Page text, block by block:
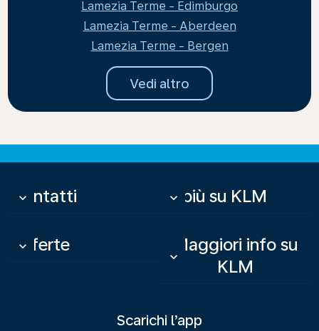
Lamezia Terme - Edimburgo
Lamezia Terme - Aberdeen
Lamezia Terme - Bergen
Vedi altro
Contatti
keyboard_arrow_down Di più su KLM
keyboard_arrow_down
Offerte
keyboard_arrow_down
Maggiori info su
KLM
keyboard_arrow_down
Scarichi l’app